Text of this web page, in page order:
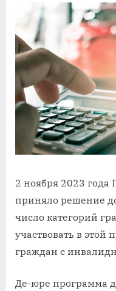
2 ноября 2023 года
приняло решение
число категорий
участвовать в этой
граждан с
Де-юре программа